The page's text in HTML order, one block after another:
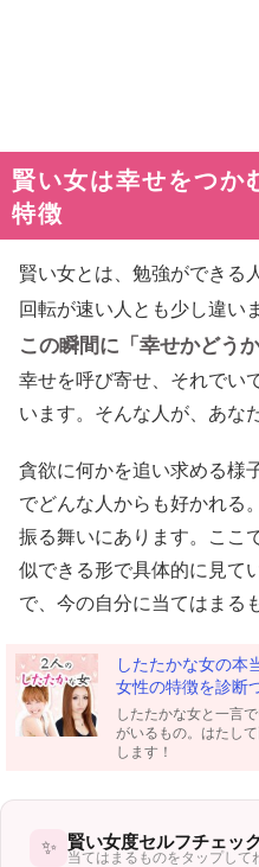
賢い女は幸せをつか
特徴
賢い女とは、勉強ができる
回転が速い人とも少し違い
この瞬間に「幸せかどうか
幸せを呼び寄せ、それでい
います。そんな人が、あな
貪欲に何かを追い求める様
でどんな人からも好かれる
振る舞いにあります。ここ
似できる形で具体的に見て
で、今の自分に当てはまる
したたかな女の本
女性の特徴を診断
したたかな女と一言
がいるもの。はたし
します！
✨ 賢い女度セルフチェック
当てはまるものをタップして